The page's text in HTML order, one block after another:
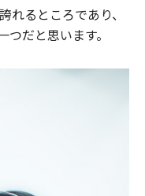
れるところであり、
だと思います。